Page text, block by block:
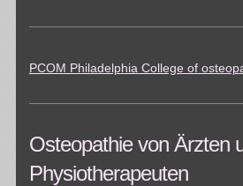
PCOM Philadelphia College of
Osteopathie von Ärzten
Physiotherapeuten